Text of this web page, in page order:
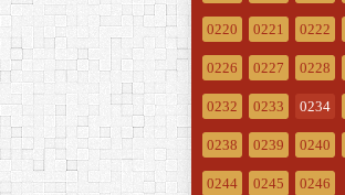
0220 0221 0222
0226 0227 0228
0232 0233 0234
0238 0239 0240
0244 0245 0246